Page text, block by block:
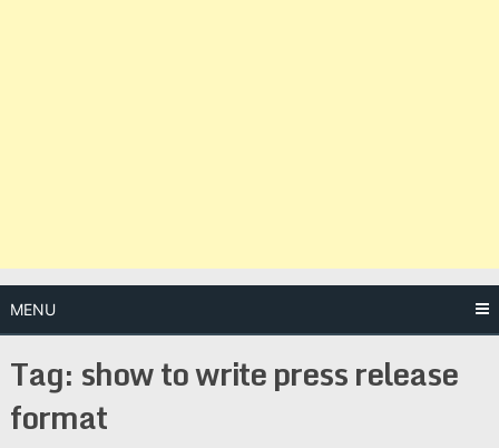
MENU
Tag: show to write press release
format